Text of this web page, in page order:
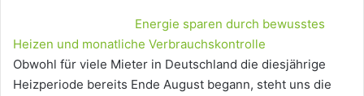
Energie sparen durch bewusstes
Heizen und monatliche Verbrauchskontrolle
Obwohl für viele Mieter in Deutschland die diesjährige
Heizperiode bereits Ende August begann, steht uns die